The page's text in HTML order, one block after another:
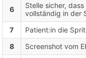
6
Stelle sicher,
vollständig in der
7
Patient:in die
8
Screenshot vom